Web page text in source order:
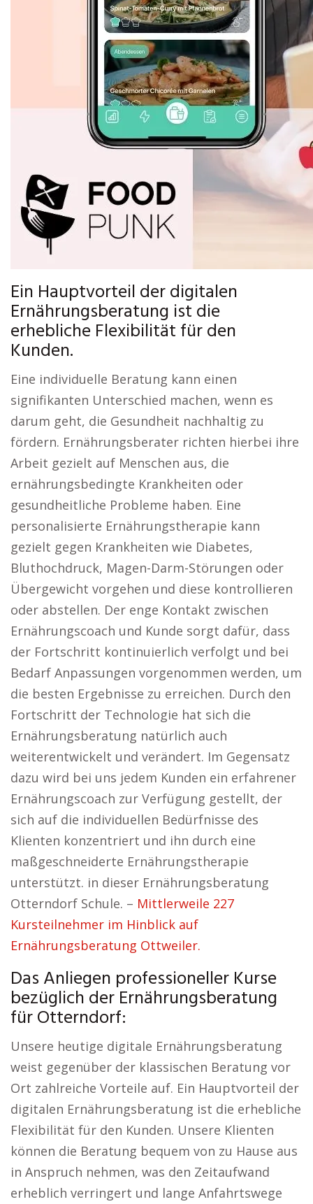
Ein Hauptvorteil der digitalen
Ernährungsberatung ist die
erhebliche Flexibilität für den
Kunden.
Eine individuelle Beratung kann einen
signifikanten Unterschied machen, wenn es
darum geht, die Gesundheit nachhaltig zu
fördern. Ernährungsberater richten hierbei ihre
Arbeit gezielt auf Menschen aus, die
ernährungsbedingte Krankheiten oder
gesundheitliche Probleme haben. Eine
personalisierte Ernährungstherapie kann
gezielt gegen Krankheiten wie Diabetes,
Bluthochdruck, Magen-Darm-Störungen oder
Übergewicht vorgehen und diese kontrollieren
oder abstellen. Der enge Kontakt zwischen
Ernährungscoach und Kunde sorgt dafür, dass
der Fortschritt kontinuierlich verfolgt und bei
Bedarf Anpassungen vorgenommen werden, um
die besten Ergebnisse zu erreichen. Durch den
Fortschritt der Technologie hat sich die
Ernährungsberatung natürlich auch
weiterentwickelt und verändert. Im Gegensatz
dazu wird bei uns jedem Kunden ein erfahrener
Ernährungscoach zur Verfügung gestellt, der
sich auf die individuellen Bedürfnisse des
Klienten konzentriert und ihn durch eine
maßgeschneiderte Ernährungstherapie
unterstützt. in dieser Ernährungsberatung
Otterndorf Schule. – Mittlerweile 227
Kursteilnehmer im Hinblick auf
Ernährungsberatung Ottweiler.
Das Anliegen professioneller Kurse
bezüglich der Ernährungsberatung
für Otterndorf:
Unsere heutige digitale Ernährungsberatung
weist gegenüber der klassischen Beratung vor
Ort zahlreiche Vorteile auf. Ein Hauptvorteil der
digitalen Ernährungsberatung ist die erhebliche
Flexibilität für den Kunden. Unsere Klienten
können die Beratung bequem von zu Hause aus
in Anspruch nehmen, was den Zeitaufwand
erheblich verringert und lange Anfahrtswege